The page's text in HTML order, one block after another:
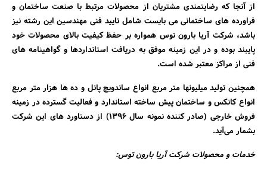
از آنجا که رضایتمندی مشتریان از محصولات مرتبط با صنعت ساختمان و
فراورده های ساختمانی می بایست شامل تایید فنی مهندسین این رشته نیز
باشد، شرکت آریا بارون توس همواره بر حفظ کیفیت بالای محصولات خود
پایبند بوده و در این زمینه موفق به دریافت استانداردها و گواهینامه های
فنی از مراکز معتبر شده است.
همچنین تولید میلیونها متر مربع انواع ساندویچ پانل و ده ها هزار متر مربع
انواع کانکس و ساختمان پیش ساخته استاندارد و فعالیت گسترده در زمینه
فروش خارجی (صادر کننده نمونه سال 1396) از دستاورد های این شرکت
بشمار می‌آید.
خدمات و محصولات شرکت آریا بارون توس: